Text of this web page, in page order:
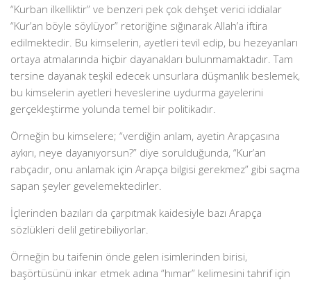
“Kurban ilkelliktir” ve benzeri pek çok dehşet verici iddialar
“Kur’an böyle söylüyor” retoriğine sığınarak Allah’a iftira
edilmektedir. Bu kimselerin, ayetleri tevil edip, bu hezeyanları
ortaya atmalarında hiçbir dayanakları bulunmamaktadır. Tam
tersine dayanak teşkil edecek unsurlara düşmanlık beslemek,
bu kimselerin ayetleri heveslerine uydurma gayelerini
gerçekleştirme yolunda temel bir politikadır.
Örneğin bu kimselere; “verdiğin anlam, ayetin Arapçasına
aykırı, neye dayanıyorsun?” diye sorulduğunda, “Kur’an
rabçadır, onu anlamak için Arapça bilgisi gerekmez” gibi saçma
sapan şeyler gevelemektedirler.
İçlerinden bazıları da çarpıtmak kaidesiyle bazı Arapça
sözlükleri delil getirebiliyorlar.
Örneğin bu taifenin önde gelen isimlerinden birisi,
başörtüsünü inkar etmek adına “hımar” kelimesini tahrif için